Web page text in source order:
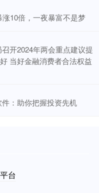
10倍，一夜暴富不是梦
开2024年两会重点建议提
当好金融消费者合法权益
：助你把握投资先机
台